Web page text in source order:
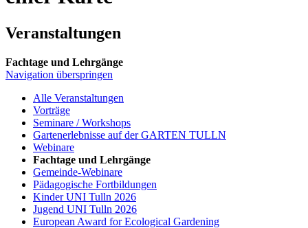
Veranstaltungen
Fachtage und Lehrgänge
Navigation überspringen
Alle Veranstaltungen
Vorträge
Seminare / Workshops
Gartenerlebnisse auf der GARTEN TULLN
Webinare
Fachtage und Lehrgänge
Gemeinde-Webinare
Pädagogische Fortbildungen
Kinder UNI Tulln 2026
Jugend UNI Tulln 2026
European Award for Ecological Gardening